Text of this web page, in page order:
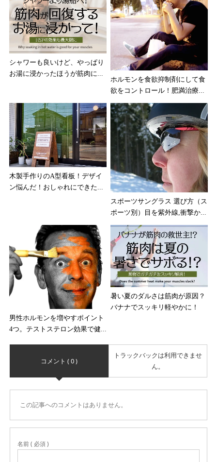
シャワーも良いけど、やっぱり
お湯に浸かったほうが筋肉に...
ホルモンを食欲抑制剤にして食
欲をコントロール！肥満治療...
木製手作りのA型看板！デザイ
ン悩んだ！おしゃれにできた...
スポーツサングラス 選び方（ス
ポーツ別）目を紫外線,衝撃か...
男性ホルモンを増やすポイント
4つ。テストステロン効果で健...
暑い夏のダルさは筋肉が原因？
バナナでスッキリ軽やかに！
コメント ( 0 )
トラックバックは利用できませ
ん。
この記事へのコメントはありません。
名前 ( 必須 )